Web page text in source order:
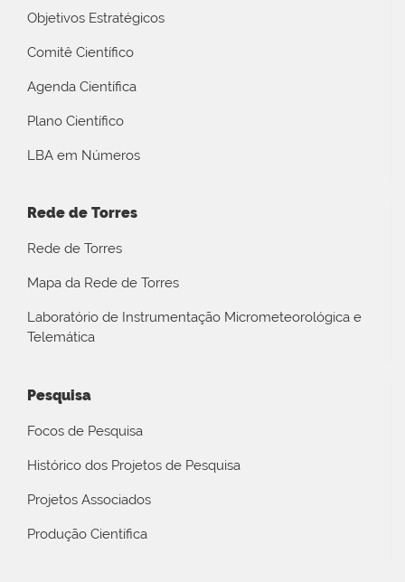
Objetivos Estratégicos
Comitê Científico
Agenda Científica
Plano Científico
LBA em Números
Rede de Torres
Rede de Torres
Mapa da Rede de Torres
Laboratório de Instrumentação Micrometeorológica e
Telemática
Pesquisa
Focos de Pesquisa
Histórico dos Projetos de Pesquisa
Projetos Associados
Produção Científica